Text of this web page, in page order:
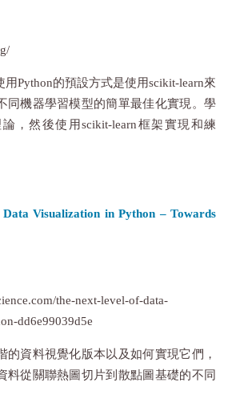
用Python的預設方式是使用scikit-learn來
同機器學習模型的簡單最佳化實現。學
，然後使用scikit-learn框架實現和練
Visualization in Python – Towards
the-next-level-of-data-
dd6e99039d5e
的資料視覺化版本以及如何實現它們，
料從關聯熱圖切片到散點圖基礎的不同